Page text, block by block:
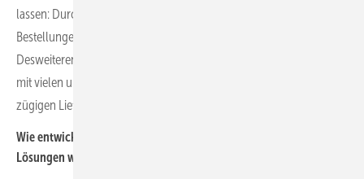
lassen: Durch rollierende Planungen und damit abgeleitete
Bestellungen haben wir uns frühzeitig auf die Bedarfe reagiert.
Desweiteren haben wir unser Netz an Lieferanten ausgebaut und
mit vielen unserer Logistikdienstleistern feste Kontingente zur
zügigen Lieferung vereinbart.
Wie entwickelt sich die Nachfrage nach innovativen und neuen
Lösungen wie Floating PV, Agri-PV oder andere?